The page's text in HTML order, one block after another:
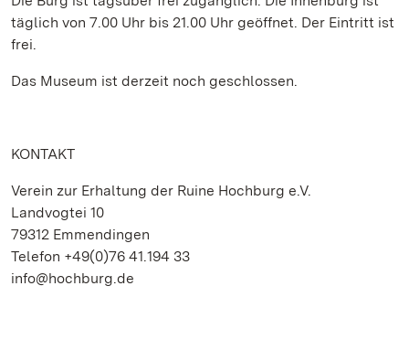
täglich von 7.00 Uhr bis 21.00 Uhr geöffnet. Der Eintritt ist
frei.
Das Museum ist derzeit noch geschlossen.
KONTAKT
Verein zur Erhaltung der Ruine Hochburg e.V.
Landvogtei 10
79312 Emmendingen
Telefon +49(0)76 41.194 33
info@hochburg.de